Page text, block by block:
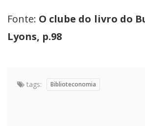
Fonte: O clube do livro do
Lyons, p.98
tags: Biblioteconomia